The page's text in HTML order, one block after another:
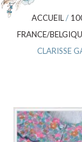
ACCUEIL /
FRANCE/
CLARISSE